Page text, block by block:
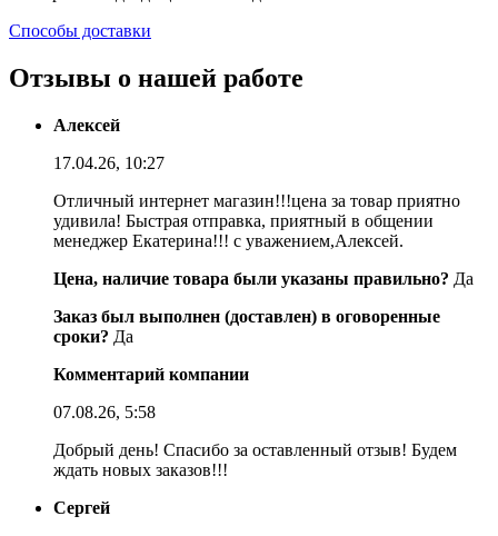
Способы доставки
Отзывы о нашей работе
Алексей
17.04.26, 10:27
Отличный интернет магазин!!!цена за товар приятно
удивила! Быстрая отправка, приятный в общении
менеджер Екатерина!!! с уважением,Алексей.
Цена, наличие товара были указаны правильно? Да
Заказ был выполнен (доставлен) в оговоренные
сроки? Да
Комментарий компании
07.08.26, 5:58
Добрый день! Спасибо за оставленный отзыв! Будем
ждать новых заказов!!!
Сергей